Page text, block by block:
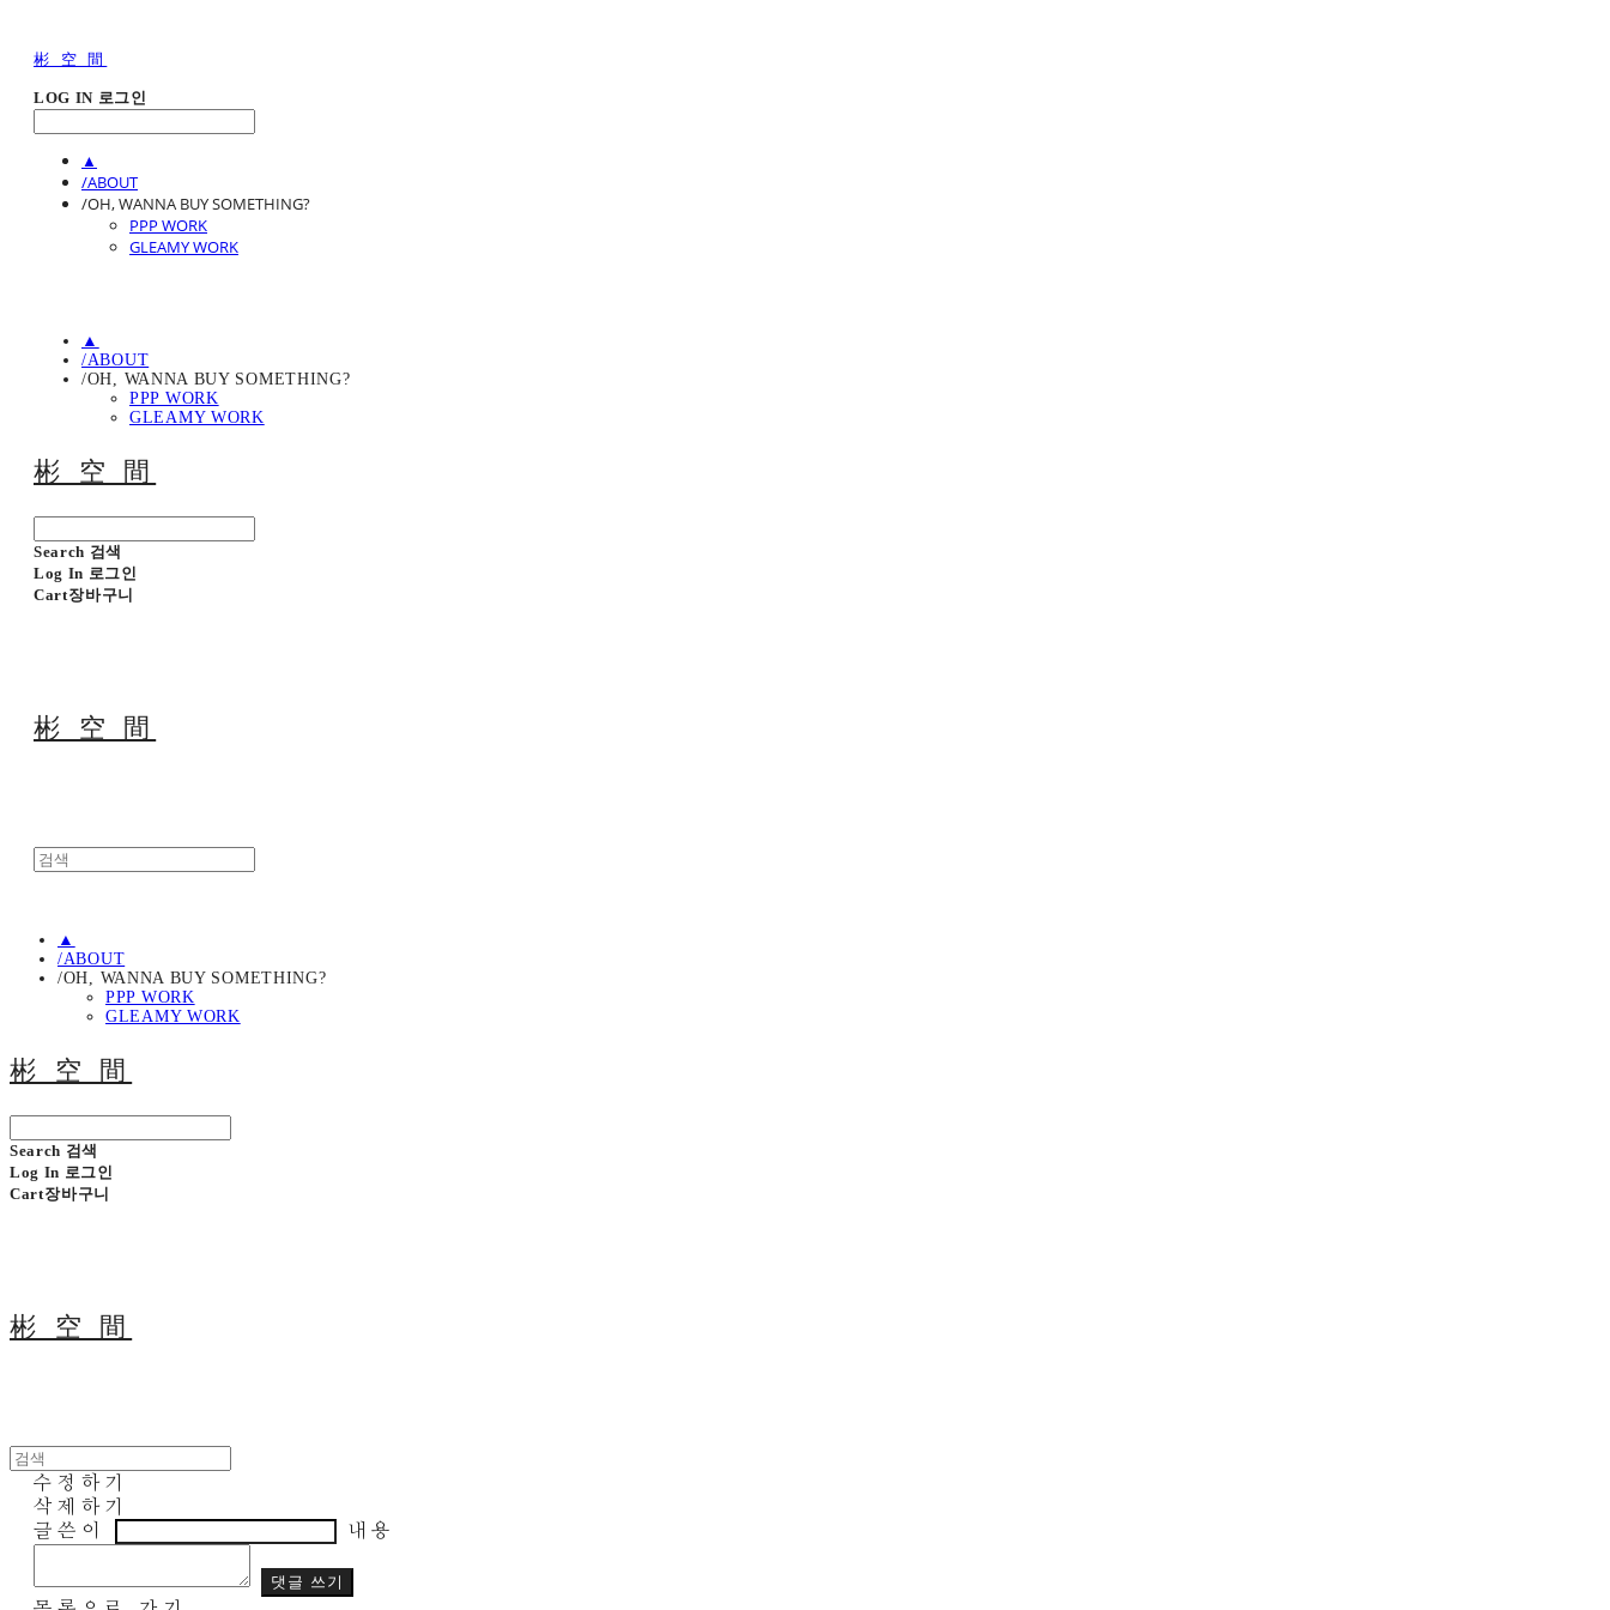
彬 空 間
LOG IN 로그인
▲
/ABOUT
/OH, WANNA BUY SOMETHING?
PPP WORK
GLEAMY WORK
▲
/ABOUT
/OH, WANNA BUY SOMETHING?
PPP WORK
GLEAMY WORK
彬 空 間
Search 검색
Log In 로그인
Cart장바구니
彬 空 間
▲
/ABOUT
/OH, WANNA BUY SOMETHING?
PPP WORK
GLEAMY WORK
彬 空 間
Search 검색
Log In 로그인
Cart장바구니
彬 空 間
수정하기
삭제하기
글쓴이
내용
댓글 쓰기